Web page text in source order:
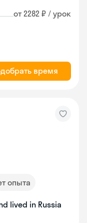
от 2282 ₽ / урок
время
опыта
lived in Russia